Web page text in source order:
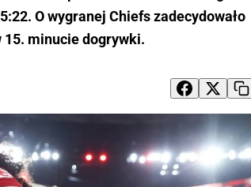
O wygranej Chiefs zadecydowało
15. minucie dogrywki.